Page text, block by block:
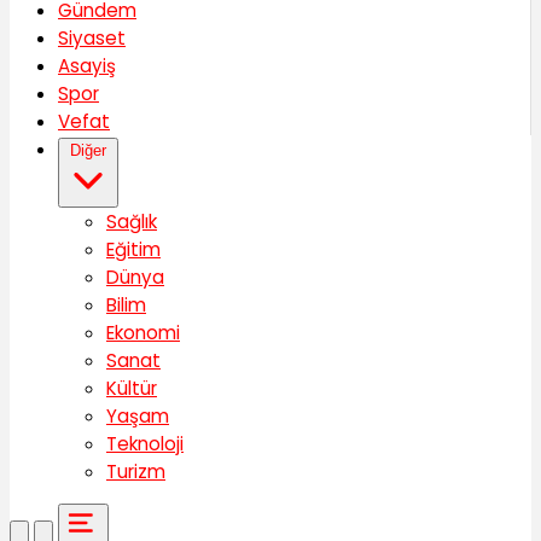
Gündem
Siyaset
Asayiş
Spor
Vefat
Diğer
Sağlık
Eğitim
Dünya
Bilim
Ekonomi
Sanat
Kültür
Yaşam
Teknoloji
Turizm